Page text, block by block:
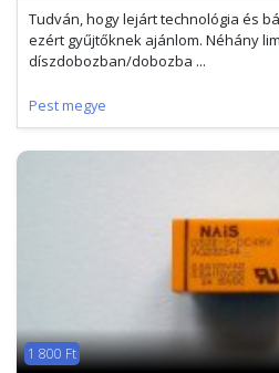
Tudván, hogy lejárt technológia és
ezért gyűjtőknek ajánlom. Néhány
díszdobozban/dobozba ...
Pest megye
1 800 Ft